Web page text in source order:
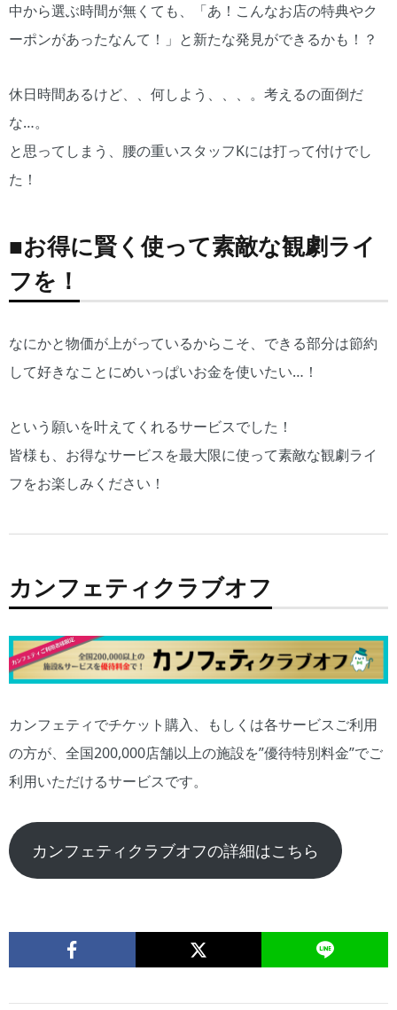
中から選ぶ時間が無くても、「あ！こんなお店の特典やク
ーポンがあったなんて！」と新たな発見ができるかも！？
休日時間あるけど、、何しよう、、、。考えるの面倒だ
な…。
と思ってしまう、腰の重いスタッフKには打って付けでし
た！
■お得に賢く使って素敵な観劇ライ
フを！
なにかと物価が上がっているからこそ、できる部分は節約
して好きなことにめいっぱいお金を使いたい…！
という願いを叶えてくれるサービスでした！
皆様も、お得なサービスを最大限に使って素敵な観劇ライ
フをお楽しみください！
カンフェティクラブオフ
カンフェティでチケット購入、もしくは各サービスご利用
の方が、全国200,000店舗以上の施設を”優待特別料金”でご
利用いただけるサービスです。
カンフェティクラブオフの詳細はこちら